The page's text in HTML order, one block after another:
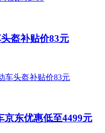
盔补贴价83元
京东优惠低至4499元